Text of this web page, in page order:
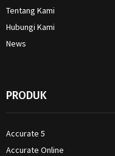
Tentang Kami
Hubungi Kami
News
PRODUK
Accurate 5
Accurate Online